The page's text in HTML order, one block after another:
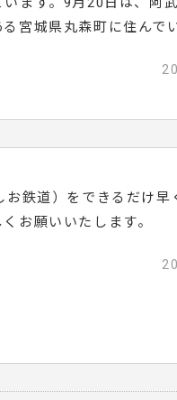
宮城県丸森町に住んで
お鉄道）をできるだけ早
お願いいたします。